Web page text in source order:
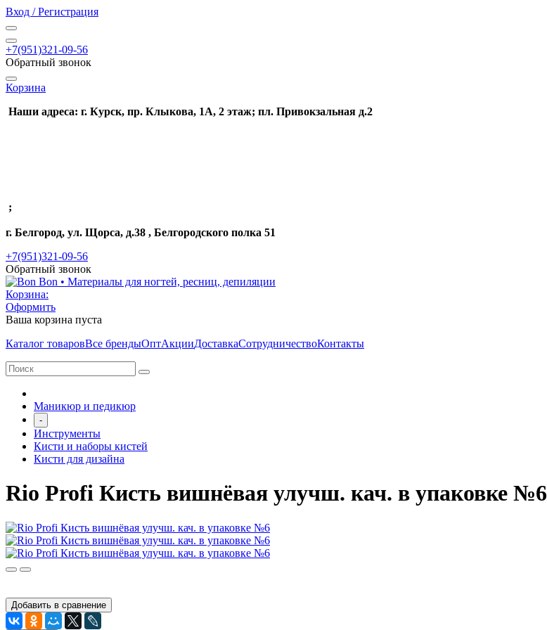
Вход / Регистрация
+7(951)321-09-56
Обратный звонок
Корзина
Наши адреса: г. Курск, пр. Клыкова, 1А, 2 этаж; пл. Привокзальная д.2
;
г. Белгород, ул. Щорса, д.38 , Белгородского полка 51
+7(951)321-09-56
Обратный звонок
Корзина:
Оформить
Ваша корзина пуста
Каталог товаровВсе брендыОптАкцииДоставкаСотрудничествоКонтакты
Маникюр и педикюр
-
Инструменты
Кисти и наборы кистей
Кисти для дизайна
Rio Profi Кисть вишнёвая улучш. кач. в упаковке №6
Добавить в сравнение